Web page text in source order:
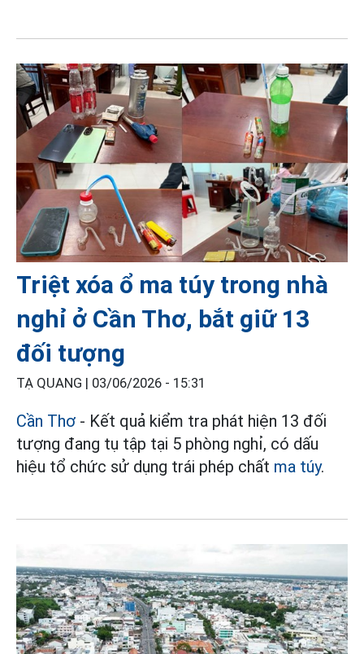
Triệt xóa ổ ma túy trong nhà
nghỉ ở Cần Thơ, bắt giữ 13
đối tượng
TẠ QUANG | 03/06/2026 - 15:31
Cần Thơ - Kết quả kiểm tra phát hiện 13 đối
tượng đang tụ tập tại 5 phòng nghỉ, có dấu
hiệu tổ chức sử dụng trái phép chất ma túy.